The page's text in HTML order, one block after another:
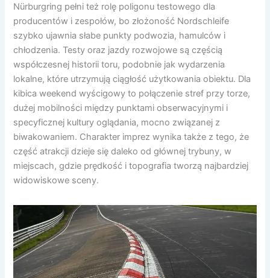
Nürburgring pełni też rolę poligonu testowego dla
producentów i zespołów, bo złożoność Nordschleife
szybko ujawnia słabe punkty podwozia, hamulców i
chłodzenia. Testy oraz jazdy rozwojowe są częścią
współczesnej historii toru, podobnie jak wydarzenia
lokalne, które utrzymują ciągłość użytkowania obiektu. Dla
kibica weekend wyścigowy to połączenie stref przy torze,
dużej mobilności między punktami obserwacyjnymi i
specyficznej kultury oglądania, mocno związanej z
biwakowaniem. Charakter imprez wynika także z tego, że
część atrakcji dzieje się daleko od głównej trybuny, w
miejscach, gdzie prędkość i topografia tworzą najbardziej
widowiskowe sceny.